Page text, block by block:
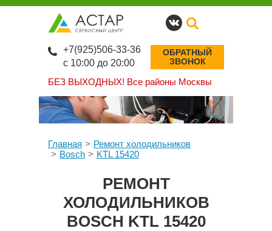
БЕЗ ВЫХОДНЫХ! Все районы Москвы
+7(925)506-33-36
с 10:00 до 20:00
ОБРАТНЫЙ
ЗВОНОК
Главная
Ремонт холодильников
Bosch
KTL 15420
РЕМОНТ
ХОЛОДИЛЬНИКОВ
BOSCH KTL 15420